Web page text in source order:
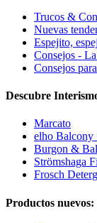
Trucos &
Nuevas
Espejito,
Consejos -
Consejos
Descubre
Marcato
elho Balcony
Burgon &
Strömshaga
Frosch
Productos nuevos: